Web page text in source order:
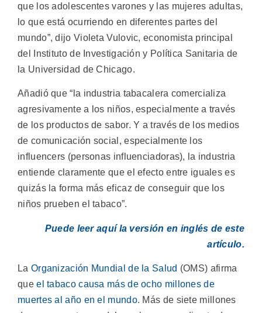
que los adolescentes varones y las mujeres adultas,
lo que está ocurriendo en diferentes partes del
mundo”, dijo Violeta Vulovic, economista principal
del Instituto de Investigación y Política Sanitaria de
la Universidad de Chicago.
Añadió que “la industria tabacalera comercializa
agresivamente a los niños, especialmente a través
de los productos de sabor. Y a través de los medios
de comunicación social, especialmente los
influencers (personas influenciadoras), la industria
entiende claramente que el efecto entre iguales es
quizás la forma más eficaz de conseguir que los
niños prueben el tabaco”.
Puede leer aquí la versión en inglés de este
artículo.
La Organización Mundial de la Salud (OMS) afirma
queel tabaco causa más de ocho millones de
muertes al año en el mundo. Más de siete millones